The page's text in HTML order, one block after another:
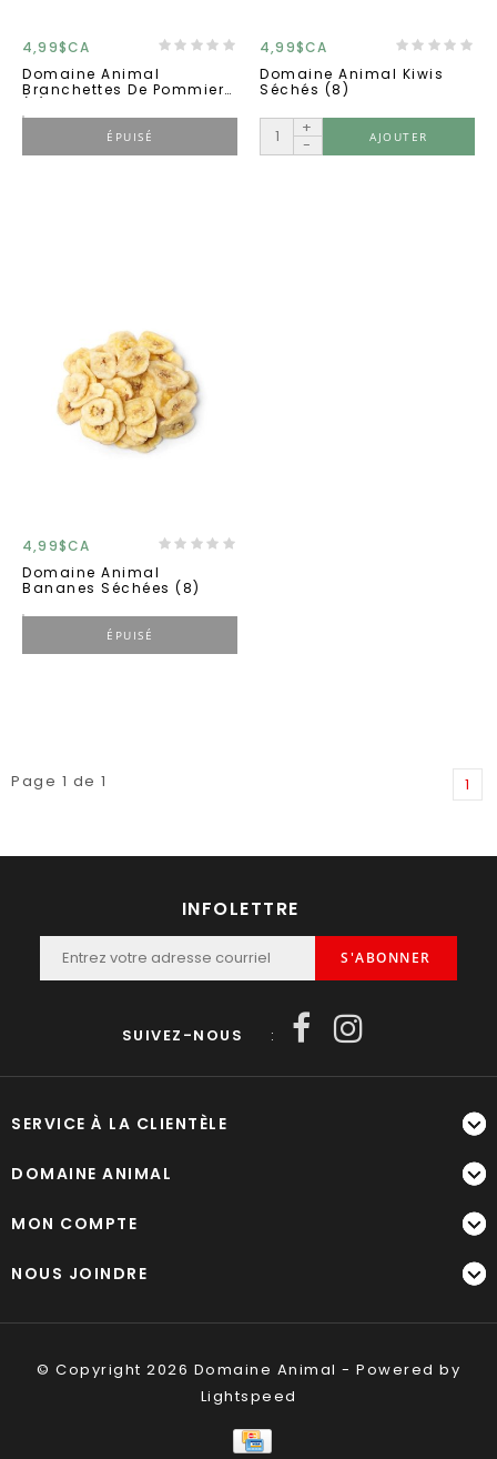
4,99$CA
Domaine Animal
Branchettes De Pommier
ÉPUISÉ
4,99$CA
Domaine Animal Kiwis
Séchés (8)
+
-
AJOUTER
4,99$CA
Domaine Animal
Bananes Séchées (8)
ÉPUISÉ
Page 1 de 1 1
INFOLETTRE
S'ABONNER
SUIVEZ-NOUS :
SERVICE À LA CLIENTÈLE
DOMAINE ANIMAL
MON COMPTE
NOUS JOINDRE
© Copyright 2026 Domaine Animal - Powered by
Lightspeed